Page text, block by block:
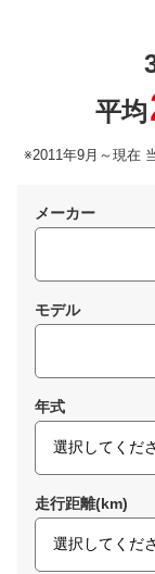
平均
※2011年9月～現在
メーカー
モデル
年式
走行距離(km)